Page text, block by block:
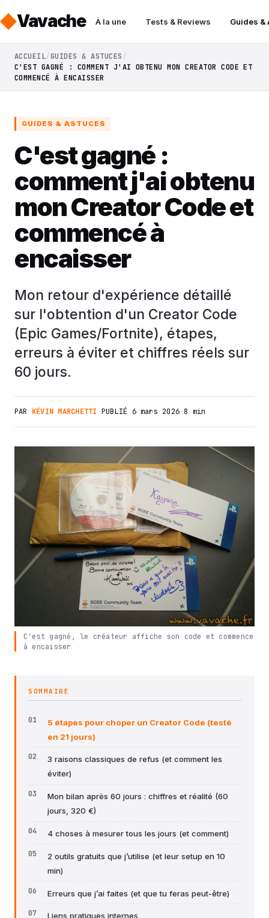
Vavache À la une Tests & Reviews Guides &
ACCUEIL GUIDES & ASTUCES
C'EST GAGNÉ : COMMENT J'AI OBTENU MON CREATOR CODE ET
COMMENCÉ À ENCAISSER
GUIDES & ASTUCES
C'est gagné :
comment j'ai obtenu
mon Creator Code et
commencé à
encaisser
Mon retour d'expérience détaillé
sur l'obtention d'un Creator Code
(Epic Games/Fortnite), étapes,
erreurs à éviter et chiffres réels sur
60 jours.
PAR KÉVIN MARCHETTI ·PUBLIÉ 6 mars 2026·8 min
C'est gagné, le créateur affiche son code et commence
à encaisser
SOMMAIRE
5 étapes pour choper un Creator Code (testé
en 21 jours)
3 raisons classiques de refus (et comment les
éviter)
Mon bilan après 60 jours : chiffres et réalité (60
jours, 320 €)
4 choses à mesurer tous les jours (et comment)
2 outils gratuits que j’utilise (et leur setup en 10
min)
Erreurs que j’ai faites (et que tu feras peut-être)
Liens pratiques internes